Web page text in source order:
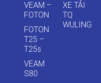
VEAM –
FOTON
FOTON
T25 –
T25s
VEAM
S80
XE TẢI
TQ
WULING